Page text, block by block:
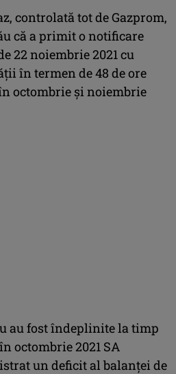
controlată tot de Gazprom,
că a primit o notificare
22 noiembrie 2021 cu
în termen de 48 de ore
octombrie și noiembrie
au fost îndeplinite la timp
octombrie 2021 SA
un deficit al balanței de